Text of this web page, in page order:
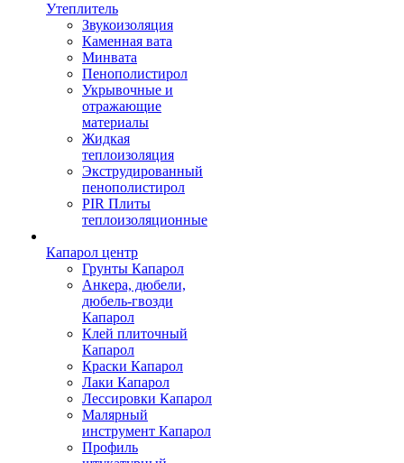
Утеплитель
Звукоизоляция
Каменная вата
Минвата
Пенополистирол
Укрывочные и
отражающие
материалы
Жидкая
теплоизоляция
Экструдированный
пенополистирол
PIR Плиты
теплоизоляционные
Капарол центр
Грунты Капарол
Анкера, дюбели,
дюбель-гвозди
Капарол
Клей плиточный
Капарол
Краски Капарол
Лаки Капарол
Лессировки Капарол
Малярный
инструмент Капарол
Профиль